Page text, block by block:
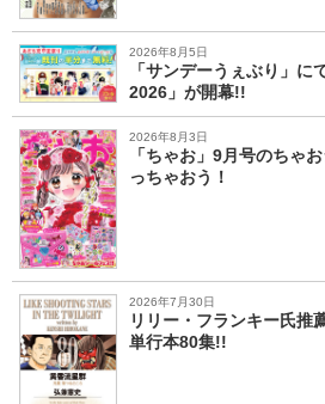
2026年8月5日
「サンデーうぇぶり」に
2026」が開幕!!
2026年8月3日
「ちゃお」9月号のちゃ
っちゃおう！
2026年7月30日
リリー・フランキー氏推
単行本80集!!